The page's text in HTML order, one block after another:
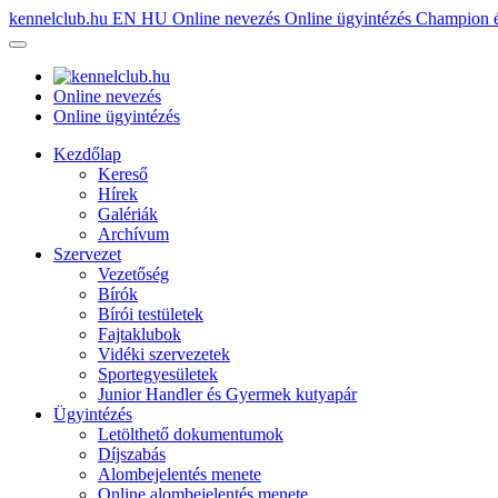
kennelclub.hu EN HU Online nevezés Online ügyintézés Champion
Online nevezés
Online ügyintézés
Kezdőlap
Kereső
Hírek
Galériák
Archívum
Szervezet
Vezetőség
Bírók
Bírói testületek
Fajtaklubok
Vidéki szervezetek
Sportegyesületek
Junior Handler és Gyermek kutyapár
Ügyintézés
Letölthető dokumentumok
Díjszabás
Alombejelentés menete
Online alombejelentés menete